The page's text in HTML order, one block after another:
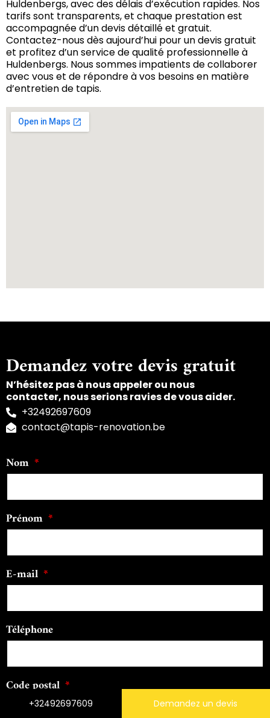
+32492697609 Demandez un devis
Huldenbergs, avec des délais d’exécution rapides. Nos
tarifs sont transparents, et chaque prestation est
accompagnée d’un devis détaillé et gratuit.
Contactez-nous dès aujourd’hui pour un devis gratuit
et profitez d’un service de qualité professionnelle à
Huldenbergs. Nous sommes impatients de collaborer
avec vous et de répondre à vos besoins en matière
d’entretien de tapis.
Demandez votre devis gratuit
N’hésitez pas à nous appeler ou nous
contacter, nous serions ravies de vous aider.
+32492697609
contact@tapis-renovation.be
Nom
Prénom
E-mail
Téléphone
Code postal